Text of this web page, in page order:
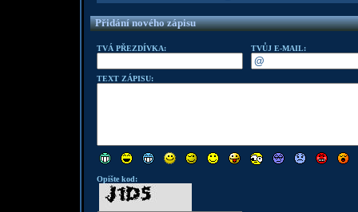
Přidání nového zápisu
TVÁ PŘEZDÍVKA: TVŮJ E-MAIL:
TEXT ZÁPISU:
Opište kod: